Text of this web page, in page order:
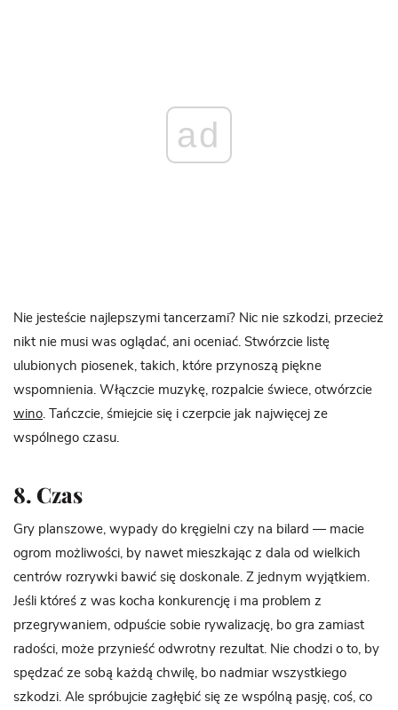
ad
Nie jesteście najlepszymi tancerzami? Nic nie szkodzi, przecież
nikt nie musi was oglądać, ani oceniać. Stwórzcie listę
ulubionych piosenek, takich, które przynoszą piękne
wspomnienia. Włączcie muzykę, rozpalcie świece, otwórzcie
wino . Tańczcie, śmiejcie się i czerpcie jak najwięcej ze
wspólnego czasu.
8. Czas
Gry planszowe, wypady do kręgielni czy na bilard — macie
ogrom możliwości, by nawet mieszkając z dala od wielkich
centrów rozrywki bawić się doskonale. Z jednym wyjątkiem.
Jeśli któreś z was kocha konkurencję i ma problem z
przegrywaniem, odpuście sobie rywalizację, bo gra zamiast
radości, może przynieść odwrotny rezultat. Nie chodzi o to, by
spędzać ze sobą każdą chwilę, bo nadmiar wszystkiego
szkodzi. Ale spróbujcie zagłębić się ze wspólną pasję, coś, co